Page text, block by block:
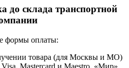
до склада транспортной
формы оплаты:
товара (для Москвы и МО)
Mastercard и Maestro, «Мир»